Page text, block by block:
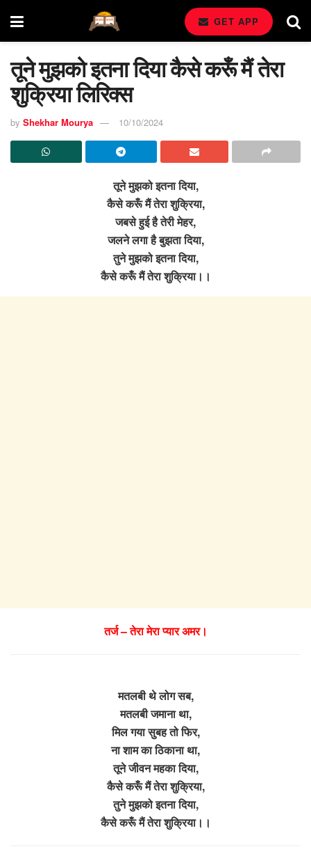
GET APP
तूने मुझको इतना दिया कैसे करूँ मैं तेरा
शुक्रिया लिरिक्स
by Shekhar Mourya 10/10/2024
तूने मुझको इतना दिया,
कैसे करूँ मैं तेरा शुक्रिया,
जबसे हुई है तेरी मेहर,
जलने लगा है बुझता दिया,
तुने मुझको इतना दिया,
कैसे करूँ मैं तेरा शुक्रिया।।
तर्ज – तेरा मेरा प्यार अमर।
मतलबी थे लोग सब,
मतलबी जमाना था,
मिल गया सुबह तो फिर,
ना शाम का ठिकाना था,
तूने जीवन महका दिया,
कैसे करूँ मैं तेरा शुक्रिया,
तुने मुझको इतना दिया,
कैसे करूँ मैं तेरा शुक्रिया।।